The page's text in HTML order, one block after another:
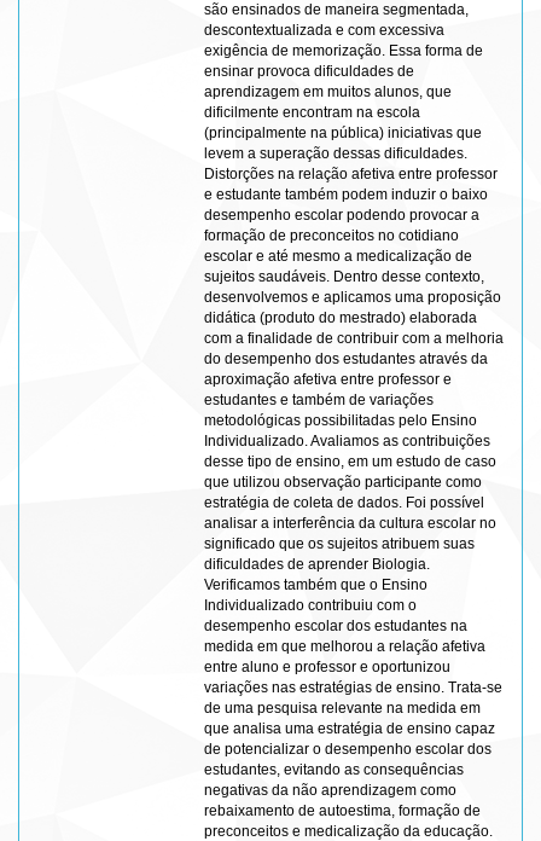
são ensinados de maneira segmentada,
descontextualizada e com excessiva
exigência de memorização. Essa forma de
ensinar provoca dificuldades de
aprendizagem em muitos alunos, que
dificilmente encontram na escola
(principalmente na pública) iniciativas que
levem a superação dessas dificuldades.
Distorções na relação afetiva entre professor
e estudante também podem induzir o baixo
desempenho escolar podendo provocar a
formação de preconceitos no cotidiano
escolar e até mesmo a medicalização de
sujeitos saudáveis. Dentro desse contexto,
desenvolvemos e aplicamos uma proposição
didática (produto do mestrado) elaborada
com a finalidade de contribuir com a melhoria
do desempenho dos estudantes através da
aproximação afetiva entre professor e
estudantes e também de variações
metodológicas possibilitadas pelo Ensino
Individualizado. Avaliamos as contribuições
desse tipo de ensino, em um estudo de caso
que utilizou observação participante como
estratégia de coleta de dados. Foi possível
analisar a interferência da cultura escolar no
significado que os sujeitos atribuem suas
dificuldades de aprender Biologia.
Verificamos também que o Ensino
Individualizado contribuiu com o
desempenho escolar dos estudantes na
medida em que melhorou a relação afetiva
entre aluno e professor e oportunizou
variações nas estratégias de ensino. Trata-se
de uma pesquisa relevante na medida em
que analisa uma estratégia de ensino capaz
de potencializar o desempenho escolar dos
estudantes, evitando as consequências
negativas da não aprendizagem como
rebaixamento de autoestima, formação de
preconceitos e medicalização da educação.